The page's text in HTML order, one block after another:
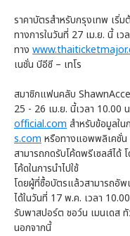
ราคาบัตรสำหรับกรุงเทพ เริ่
ทางการในวันที่ 27 เม.ย. นี้ เ
ทาง
เนชั่น บีอีซี – เทโร
สมาชิกแฟนคลับ
25 - 26 เม.ย. นี้เวลา 10.00
official.com สำหรับข้อมูลใน
s.com หรือทางแอพพลิเคชั่
สามารถกดรับโค้ดพรีเซลส์ได้
โค้ดในการนำไปใช้
โดยผู้ที่ซื้อบัตรแล้วสามารถอั
ได้ในวันที่ 17 พ.ค. เวลา
รับพาสปอร์ต ชอว์น เมนเดส
นอกจากนี้